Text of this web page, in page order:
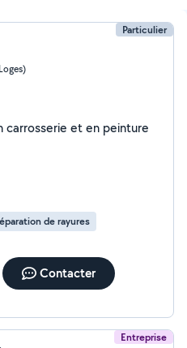
Particulier
carrosserie et en peinture
de rayures
Contacter
Entreprise